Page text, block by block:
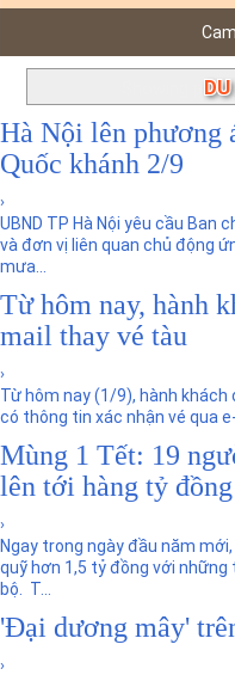
Showing
Hà Nội lên phương
Quốc khánh 2/9
›
UBND TP Hà Nội yêu cầu Ban
và đơn vị liên quan chủ động
mưa...
Từ hôm nay, hành
mail thay vé tàu
›
Từ hôm nay (1/9), hành
có thông tin xác nhận vé qua
Mùng 1 Tết: 19
lên tới hàng tỷ đồng
›
Ngay trong ngày đầu năm
quỹ hơn 1,5 tỷ đồng với
bộ. T...
'Đại dương mây'
›